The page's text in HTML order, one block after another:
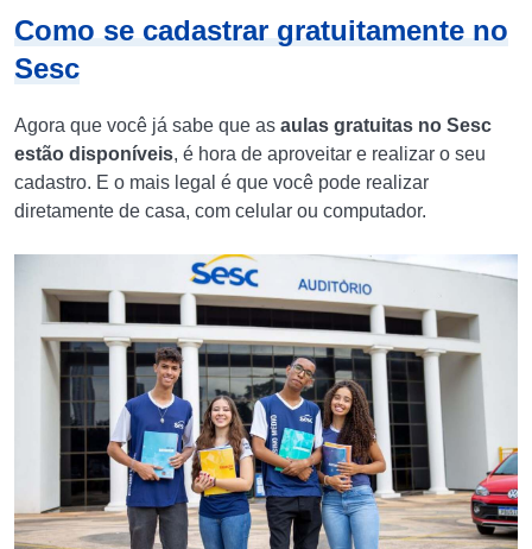
Como se cadastrar gratuitamente no
Sesc
Agora que você já sabe que as aulas gratuitas no Sesc
estão disponíveis, é hora de aproveitar e realizar o seu
cadastro. E o mais legal é que você pode realizar
diretamente de casa, com celular ou computador.